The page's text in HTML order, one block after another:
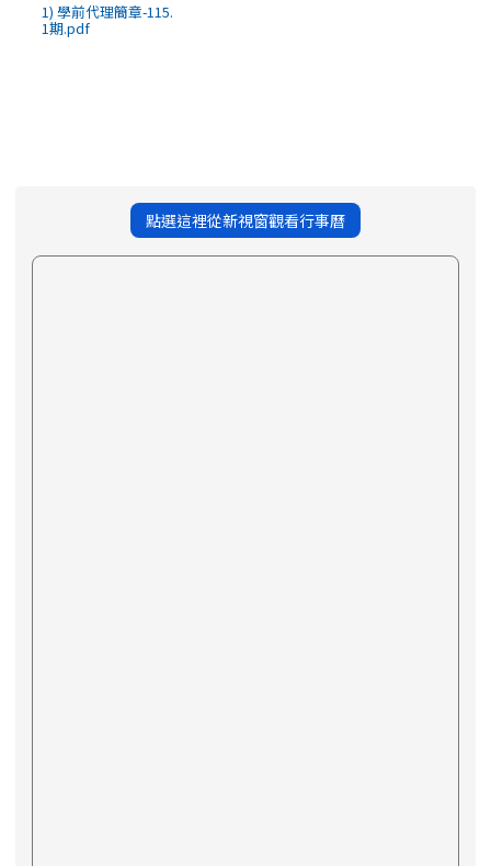
1) 學前代理簡章-115.
1期.pdf
點選這裡從新視窗觀看行事曆